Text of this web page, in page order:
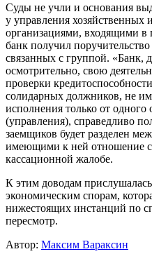
Суды не учли и основания
у управления хозяйственных
организациями, входящими
банк получил
связанных с группой. «Банк,
осмотрительно, свою
проверки
солидарных должников, не
исполнения только от одного
(управления), справедливо
заемщиков будет разделен
имеющими к ней отношение
кассационной жалобе.
К этим доводам
экономическим спорам,
нижестоящих инстанций по
пересмотр.
Автор: Максим Вараксин